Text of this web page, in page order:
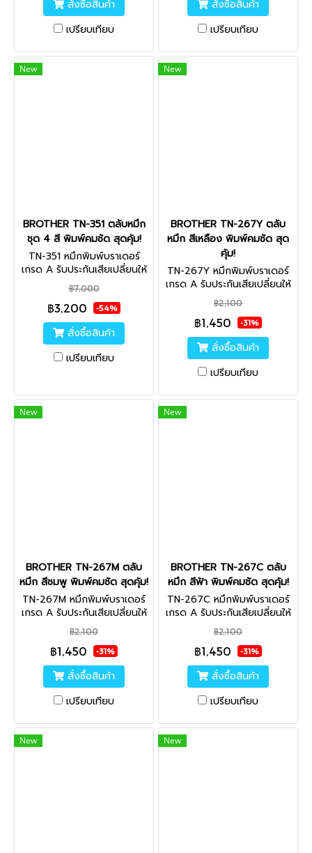
สั่งซื้อสินค้า
เปรียบเทียบ
สั่งซื้อสินค้า
เปรียบเทียบ
New
BROTHER TN-351 ตลับหมึก
ชุด 4 สี พิมพ์คมชัด สุดคุ้ม!
TN-351 หมึกพิมพ์บราเดอร์
เกรด A รับประกันเสียเปลี่ยนให้
ใหม่ ไม่พอใจยินดีคืนเงิน
คุณภาพสูง นำเข้าจากญี่ปุ่น ไม่
ส่งผลเสียต่อเครื่องพิมพ์ ใช้ได้
จริง
฿7,000
฿3,200 -54%
สั่งซื้อสินค้า
เปรียบเทียบ
New
BROTHER TN-267Y ตลับ
หมึก สีเหลือง พิมพ์คมชัด สุด
คุ้ม!
TN-267Y หมึกพิมพ์บราเดอร์
เกรด A รับประกันเสียเปลี่ยนให้
ใหม่ ไม่พอใจยินดีคืนเงิน
คุณภาพสูง นำเข้าจากญี่ปุ่น ไม่
ส่งผลเสียต่อเครื่องพิมพ์ ใช้ได้
จริง
฿2,100
฿1,450 -31%
สั่งซื้อสินค้า
เปรียบเทียบ
New
BROTHER TN-267M ตลับ
หมึก สีชมพู พิมพ์คมชัด สุดคุ้ม!
TN-267M หมึกพิมพ์บราเดอร์
เกรด A รับประกันเสียเปลี่ยนให้
ใหม่ ไม่พอใจยินดีคืนเงิน
คุณภาพสูง นำเข้าจากญี่ปุ่น ไม่
ส่งผลเสียต่อเครื่องพิมพ์ ใช้ได้
จริง
฿2,100
฿1,450 -31%
สั่งซื้อสินค้า
เปรียบเทียบ
New
BROTHER TN-267C ตลับ
หมึก สีฟ้า พิมพ์คมชัด สุดคุ้ม!
TN-267C หมึกพิมพ์บราเดอร์
เกรด A รับประกันเสียเปลี่ยนให้
ใหม่ ไม่พอใจยินดีคืนเงิน
คุณภาพสูง นำเข้าจากญี่ปุ่น ไม่
ส่งผลเสียต่อเครื่องพิมพ์ ใช้ได้
จริง
฿2,100
฿1,450 -31%
สั่งซื้อสินค้า
เปรียบเทียบ
New New